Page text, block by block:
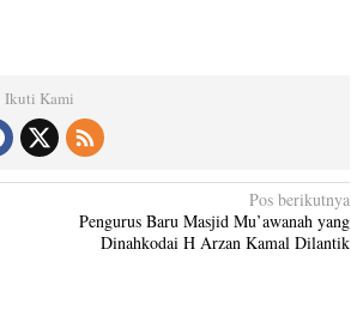
Ikuti Kami
Pos berikutnya
Pengurus Baru Masjid Mu’awanah yang
Dinahkodai H Arzan Kamal Dilantik